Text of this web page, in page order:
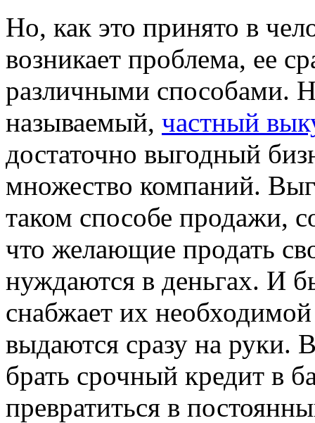
Но, как это принято в
возникает проблема, ее
различными способами.
называемый, частный
достаточно выгодный
множество компаний.
таком способе продажи,
что желающие продать
нуждаются в деньгах. И
снабжает их
выдаются сразу на руки.
брать срочный кредит в
превратиться в